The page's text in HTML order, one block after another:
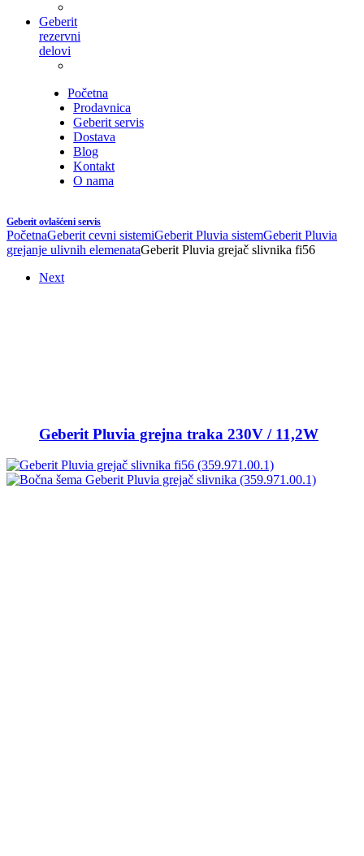
Geberit
rezervni
delovi
Početna
Prodavnica
Geberit servis
Dostava
Blog
Kontakt
O nama
Geberit ovlašćeni servis
PočetnaGeberit cevni sistemiGeberit Pluvia sistemGeberit Pluvia
grejanje ulivnih elemenataGeberit Pluvia grejač slivnika fi56
Next
Geberit Pluvia grejna traka 230V / 11,2W